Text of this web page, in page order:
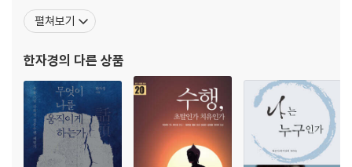
3) 6식원통: 사리불·보현보살·손타라난타·부루나·우파리·목건련 … 110
4) 7대원통: 오추슬마·지지보살·월광동자·유리광보살·허공장보살·미륵
(능엄경 제6권)
III. 이근원통 … 129
1. 관세음보살의 이근원통 … 129
1) 6결(結) 풀기: 동결·정결·근결·각결·공결·멸결 … 129
2) 수행 결과의 공덕: 32응신·14무외·4부사의 … 138
2. 문수보살의 선택 … 160
연구: 서양 근·현대 철학자들의 자아관 연구』, 『자아의 탐색』, 『유식
무경: 유식불교에서의 인식과 존재』, 『동서양의 인간 이해』, 『일심의
트 철학에의 초대』, 『나를 찾아가는 21字
펼쳐보기
한자경의 다른 상품